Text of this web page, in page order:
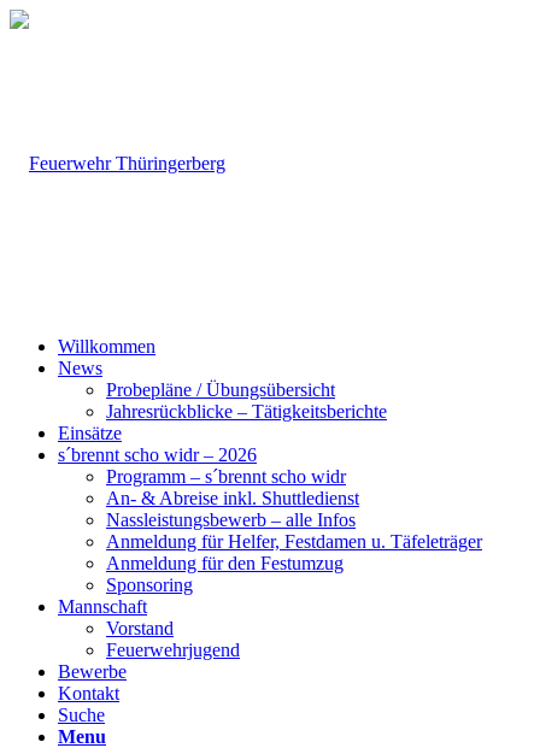
Willkommen
News
Probepläne / Übungsübersicht
Jahresrückblicke – Tätigkeitsberichte
Einsätze
s´brennt scho widr – 2026
Programm – s´brennt scho widr
An- & Abreise inkl. Shuttledienst
Nassleistungsbewerb – alle Infos
Anmeldung für Helfer, Festdamen u. Täfeleträger
Anmeldung für den Festumzug
Sponsoring
Mannschaft
Vorstand
Feuerwehrjugend
Bewerbe
Kontakt
Suche
Menu